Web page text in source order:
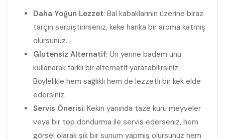
Daha Yoğun Lezzet: Bal kabaklarının üzerine biraz
tarçın serpiştirirseniz, keke harika bir aroma katmış
olursunuz.
Glutensiz Alternatif: Un yerine badem unu
kullanarak farklı bir alternatif yaratabilirsiniz.
Böylelikle hem sağlıklı hem de lezzetli bir kek elde
edersiniz.
Servis Önerisi: Kekin yanında taze kuru meyveler
veya bir top dondurma ile servis ederseniz, hem
görsel olarak şık bir sunum yapmış olursunuz hem